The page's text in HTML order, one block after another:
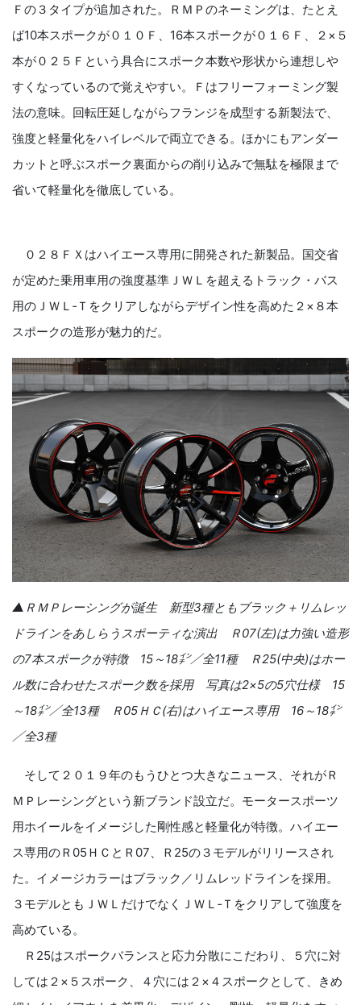
Ｆの３タイプが追加された。ＲＭＰのネーミングは、たとえ
ば10本スポークが０１０Ｆ、16本スポークが０１６Ｆ、２×５
本が０２５Ｆという具合にスポーク本数や形状から連想しや
すくなっているので覚えやすい。Ｆはフリーフォーミング製
法の意味。回転圧延しながらフランジを成型する新製法で、
強度と軽量化をハイレベルで両立できる。ほかにもアンダー
カットと呼ぶスポーク裏面からの削り込みで無駄を極限まで
省いて軽量化を徹底している。
０２８ＦＸはハイエース専用に開発された新製品。国交省
が定めた乗用車用の強度基準ＪＷＬを超えるトラック・バス
用のＪＷＬ‐Ｔをクリアしながらデザイン性を高めた２×８本
スポークの造形が魅力的だ。
▲ＲＭＰレーシングが誕生 新型3種ともブラック＋リムレッ
ドラインをあしらうスポーティな演出 Ｒ07(左)は力強い造形
の7本スポークが特徴 15 ～18㌅／全11種 Ｒ25(中央)はホー
ル数に合わせたスポーク数を採用 写真は2×5の5穴仕様 15
～18㌅／全13種 Ｒ05 ＨＣ(右)はハイエース専用 16 ～18㌅
／全3種
そして２０１９年のもうひとつ大きなニュース、それがＲ
ＭＰレーシングという新ブランド設立だ。モータースポーツ
用ホイールをイメージした剛性感と軽量化が特徴。ハイエー
ス専用のＲ05ＨＣとＲ07、Ｒ25の３モデルがリリースされ
た。イメージカラーはブラック／リムレッドラインを採用。
３モデルともＪＷＬだけでなくＪＷＬ‐Ｔをクリアして強度を
高めている。
Ｒ25はスポークバランスと応力分散にこだわり、５穴に対
しては２×５スポーク、４穴には２×４スポークとして、きめ